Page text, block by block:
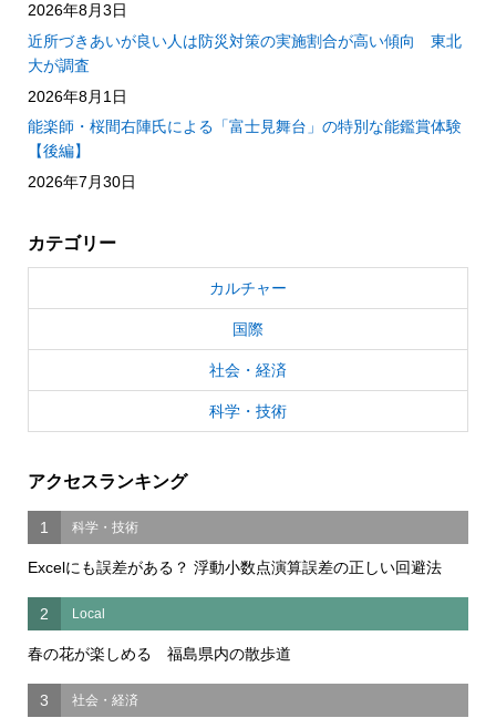
2026年8月3日
近所づきあいが良い人は防災対策の実施割合が高い傾向 東北
大が調査
2026年8月1日
能楽師・桜間右陣氏による「富士見舞台」の特別な能鑑賞体験
【後編】
2026年7月30日
カテゴリー
カルチャー
国際
社会・経済
科学・技術
アクセスランキング
1 科学・技術
Excelにも誤差がある？ 浮動小数点演算誤差の正しい回避法
2 Local
春の花が楽しめる 福島県内の散歩道
3 社会・経済